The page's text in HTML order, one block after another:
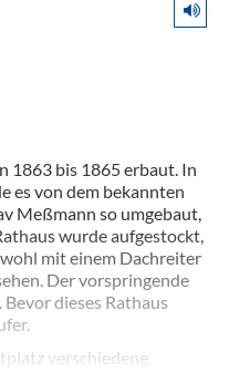
1863 bis 1865 erbaut. In
es von dem bekannten
Meßmann so umgebaut,
wurde aufgestockt,
mit einem Dachreiter
Der vorspringende
dieses Rathaus
verschiedene